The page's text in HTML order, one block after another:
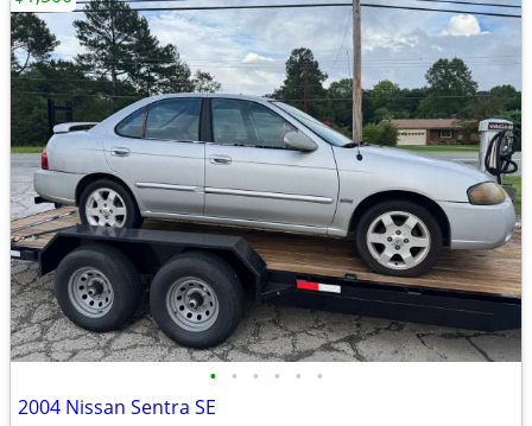
• • • • • •
2004 Nissan Sentra SE